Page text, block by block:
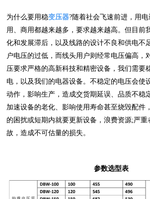
为什么要用稳变压器?随着社会飞速前进，用
用、商用都越来越多，要求越来越高。但目前
化和发展滞后，以及线路的设计不良和供电不
户电压的过低，而线头用户则经常电压偏高，
压要求严格的高新科技和精密设备，我们需要
电，以及我们的电器设备。不稳定的电压会使
动作，影响生产，造成交货期延误、品质不稳
加速设备的老化、影响使用寿命甚至烧毁配件
的困扰或短期内就要更新设备，浪费资源;严
故，造成不可估量的损失。
参数选型表